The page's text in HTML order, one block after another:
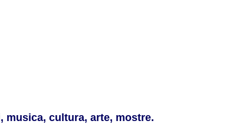
musica, cultura, arte, mostre.